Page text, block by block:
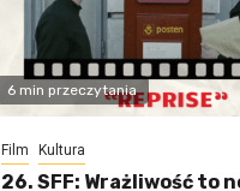
6 min przeczytania
Film Kultura
26. SFF: Wrażliwość to